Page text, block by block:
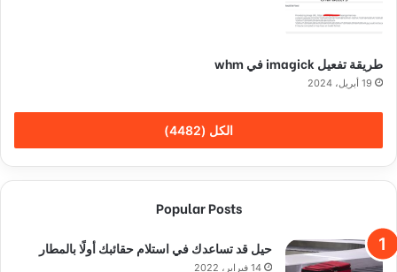
طريقة تفعيل imagick في whm
19 أبريل، 2024
الكل (4482)
Popular Posts
حيل قد تساعدك في استلام حقائبك أولًا بالمطار
14 فبراير، 2022